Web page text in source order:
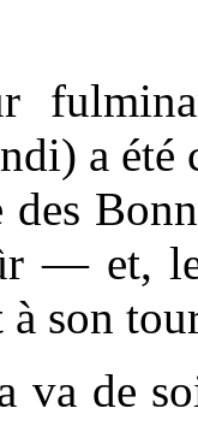
a été
— et,
à son
va de